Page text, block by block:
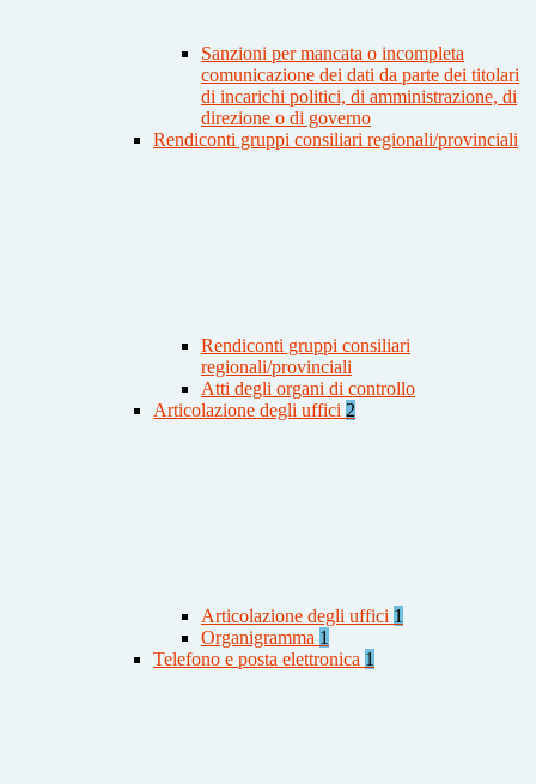
Sanzioni per mancata o incompleta
comunicazione dei dati da parte dei titolari
di incarichi politici, di amministrazione, di
direzione o di governo
Rendiconti gruppi consiliari regionali/provinciali
Rendiconti gruppi consiliari
regionali/provinciali
Atti degli organi di controllo
Articolazione degli uffici 2
Articolazione degli uffici 1
Organigramma 1
Telefono e posta elettronica 1